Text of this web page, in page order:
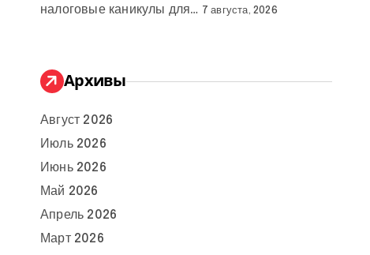
налоговые каникулы для… 7 августа, 2026
Архивы
Август 2026
Июль 2026
Июнь 2026
Май 2026
Апрель 2026
Март 2026